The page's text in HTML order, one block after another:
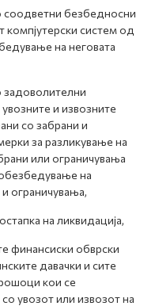
соодветни безбедносни
компјутерски систем од
на неговата
задоволителни
и извозните
со забрани и
за разликување на
или ограничувања
на
ограничувања,
на ликвидација,
финансиски обврски
давачки и сите
кои се
увозот или извозот на